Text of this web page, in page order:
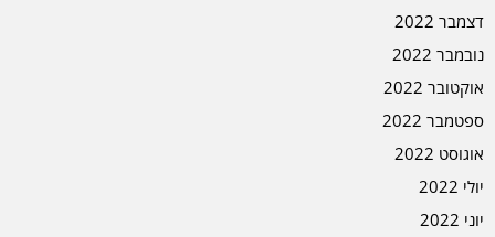
דצמבר 2022
נובמבר 2022
אוקטובר 2022
ספטמבר 2022
אוגוסט 2022
יולי 2022
יוני 2022